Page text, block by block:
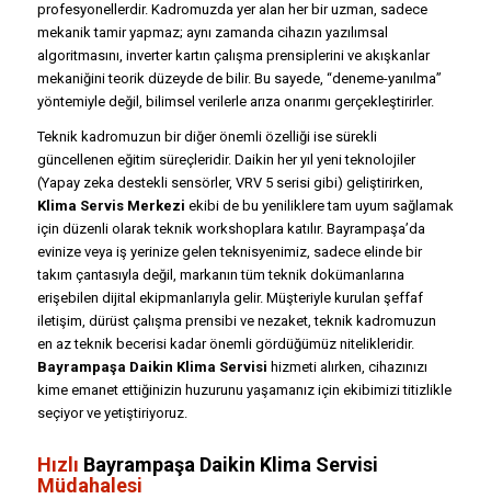
profesyonellerdir. Kadromuzda yer alan her bir uzman, sadece
mekanik tamir yapmaz; aynı zamanda cihazın yazılımsal
algoritmasını, inverter kartın çalışma prensiplerini ve akışkanlar
mekaniğini teorik düzeyde de bilir. Bu sayede, “deneme-yanılma”
yöntemiyle değil, bilimsel verilerle arıza onarımı gerçekleştirirler.
Teknik kadromuzun bir diğer önemli özelliği ise sürekli
güncellenen eğitim süreçleridir. Daikin her yıl yeni teknolojiler
(Yapay zeka destekli sensörler, VRV 5 serisi gibi) geliştirirken,
Klima Servis Merkezi ekibi de bu yeniliklere tam uyum sağlamak
için düzenli olarak teknik workshoplara katılır. Bayrampaşa’da
evinize veya iş yerinize gelen teknisyenimiz, sadece elinde bir
takım çantasıyla değil, markanın tüm teknik dokümanlarına
erişebilen dijital ekipmanlarıyla gelir. Müşteriyle kurulan şeffaf
iletişim, dürüst çalışma prensibi ve nezaket, teknik kadromuzun
en az teknik becerisi kadar önemli gördüğümüz nitelikleridir.
Bayrampaşa Daikin Klima Servisi hizmeti alırken, cihazınızı
kime emanet ettiğinizin huzurunu yaşamanız için ekibimizi titizlikle
seçiyor ve yetiştiriyoruz.
Hızlı Bayrampaşa Daikin Klima Servisi
Müdahalesi